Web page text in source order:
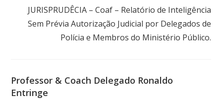
JURISPRUDÊCIA – Coaf – Relatório de Inteligência
Sem Prévia Autorização Judicial por Delegados de
Polícia e Membros do Ministério Público.
Professor & Coach Delegado Ronaldo
Entringe